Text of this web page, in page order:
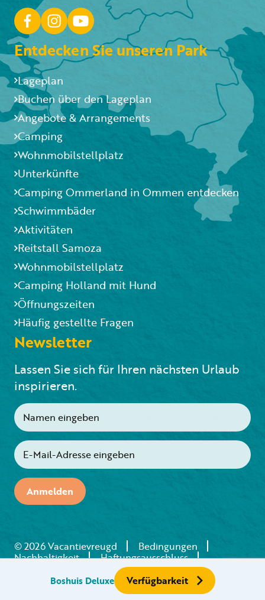
Boshuis Deluxe Verfügbarkeit
Entdecken Sie unseren Park
Lageplan
Buchen über den Lageplan
Angebote & Arrangements
Camping
Wohnmobilstellplatz
Unterkünfte
Camping Ommerland in Ommen entdecken
Schwimmbäder
Aktivitäten
Reitstall Samoza
Wohnmobilstellplatz
Camping Holland mit Hund
Öffnungszeiten
Häufig gestellte Fragen
Newsletter
Lassen Sie sich für Ihren nächsten Urlaub
inspirieren.
Anmelden
© 2026 Vacantievreugd
Bedingungen
Nachhaltigkeit
Haftungsausschluss
Realisierung: Holiday Media